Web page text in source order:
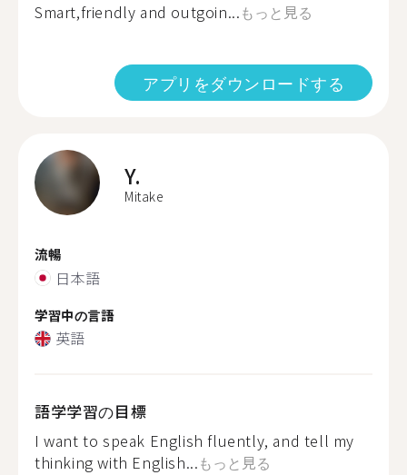
Smart,friendly and outgoin...もっと見る
アプリをダウンロードする
Y.
Mitake
流暢
日本語
学習中の言語
英語
語学学習の目標
I want to speak English fluently, and tell my
thinking with English...もっと見る